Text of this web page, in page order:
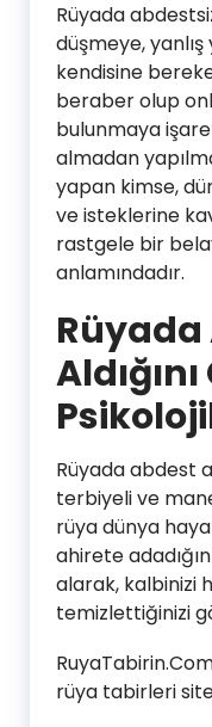
Rüyada
düşmeye,
kendisine
beraber olup
bulunmaya
almadan
yapan kimse,
ve isteklerine
rastgele bir
anlamındadır.
Rüyada abdest
terbiyeli ve
rüya dünya
ahirete
alarak, kalbinizi
temizlettiğinizi
rüya tabirleri